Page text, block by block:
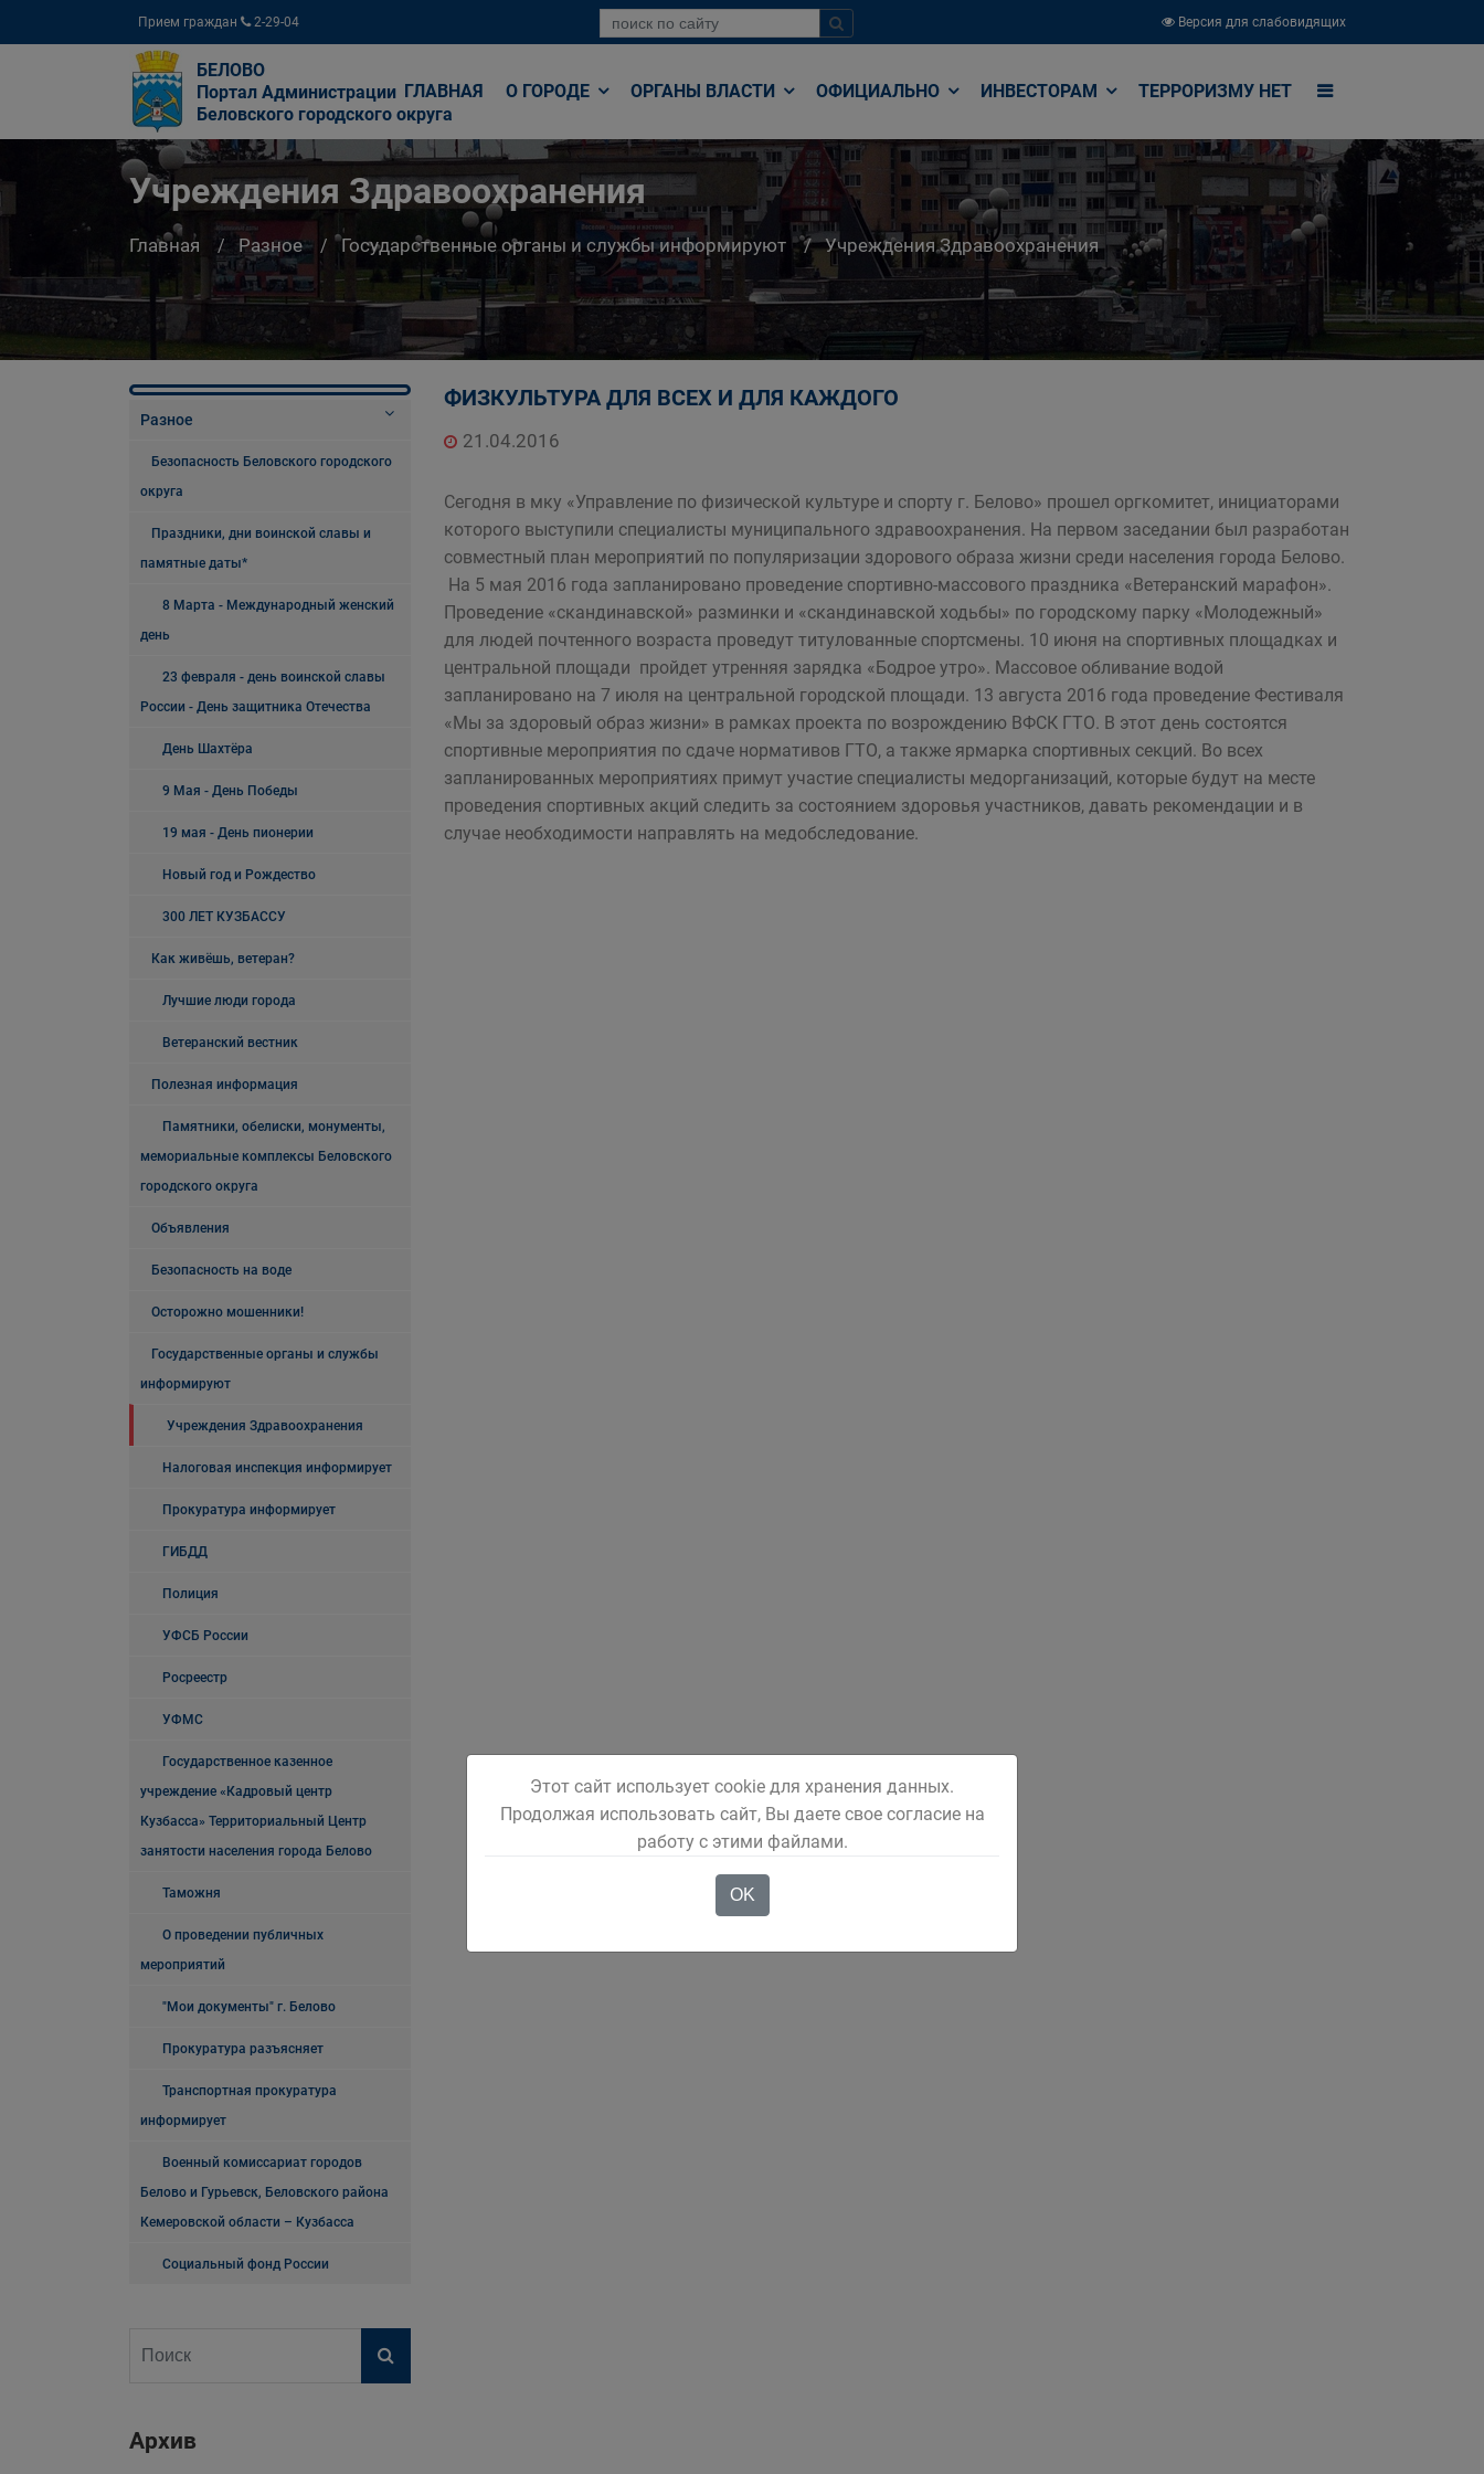
Прием граждан 2-29-04 Версия для слабовидящих
БЕЛОВО
Портал Администрации
Беловского городского округа
ГЛАВНАЯ О ГОРОДЕ ОРГАНЫ ВЛАСТИ ОФИЦИАЛЬНО ИНВЕСТОРАМ ТЕРРОРИЗМУ НЕТ
Учреждения Здравоохранения
Главная Разное Государственные органы и службы информируют Учреждения Здравоохранения
Разное
Безопасность Беловского городского
округа
Праздники, дни воинской славы и
памятные даты*
8 Марта - Международный женский
день
23 февраля - день воинской славы
России - День защитника Отечества
День Шахтёра
9 Мая - День Победы
19 мая - День пионерии
Новый год и Рождество
300 ЛЕТ КУЗБАССУ
Как живёшь, ветеран?
Лучшие люди города
Ветеранский вестник
Полезная информация
Памятники, обелиски, монументы,
мемориальные комплексы Беловского
городского округа
Объявления
Безопасность на воде
Осторожно мошенники!
Государственные органы и службы
информируют
Учреждения Здравоохранения
Налоговая инспекция информирует
Прокуратура информирует
ГИБДД
Полиция
УФСБ России
Росреестр
УФМС
Государственное казенное
учреждение «Кадровый центр
Кузбасса» Территориальный Центр
занятости населения города Белово
Таможня
О проведении публичных
мероприятий
"Мои документы" г. Белово
Прокуратура разъясняет
Транспортная прокуратура
информирует
Военный комиссариат городов
Белово и Гурьевск, Беловского района
Кемеровской области – Кузбасса
Социальный фонд России
Архив
ФИЗКУЛЬТУРА ДЛЯ ВСЕХ И ДЛЯ КАЖДОГО
21.04.2016
Сегодня в мку «Управление по физической культуре и спорту г. Белово» прошел оргкомитет, инициаторами
которого выступили специалисты муниципального здравоохранения. На первом заседании был разработан
совместный план мероприятий по популяризации здорового образа жизни среди населения города Белово.
На 5 мая 2016 года запланировано проведение спортивно-массового праздника «Ветеранский марафон».
Проведение «скандинавской» разминки и «скандинавской ходьбы» по городскому парку «Молодежный»
для людей почтенного возраста проведут титулованные спортсмены. 10 июня на спортивных площадках и
центральной площади пройдет утренняя зарядка «Бодрое утро». Массовое обливание водой
запланировано на 7 июля на центральной городской площади. 13 августа 2016 года проведение Фестиваля
«Мы за здоровый образ жизни» в рамках проекта по возрождению ВФСК ГТО. В этот день состоятся
спортивные мероприятия по сдаче нормативов ГТО, а также ярмарка спортивных секций. Во всех
запланированных мероприятиях примут участие специалисты медорганизаций, которые будут на месте
проведения спортивных акций следить за состоянием здоровья участников, давать рекомендации и в
случае необходимости направлять на медобследование.
Этот сайт использует cookie для хранения данных.
Продолжая использовать сайт, Вы даете свое согласие на
работу с этими файлами.
OK